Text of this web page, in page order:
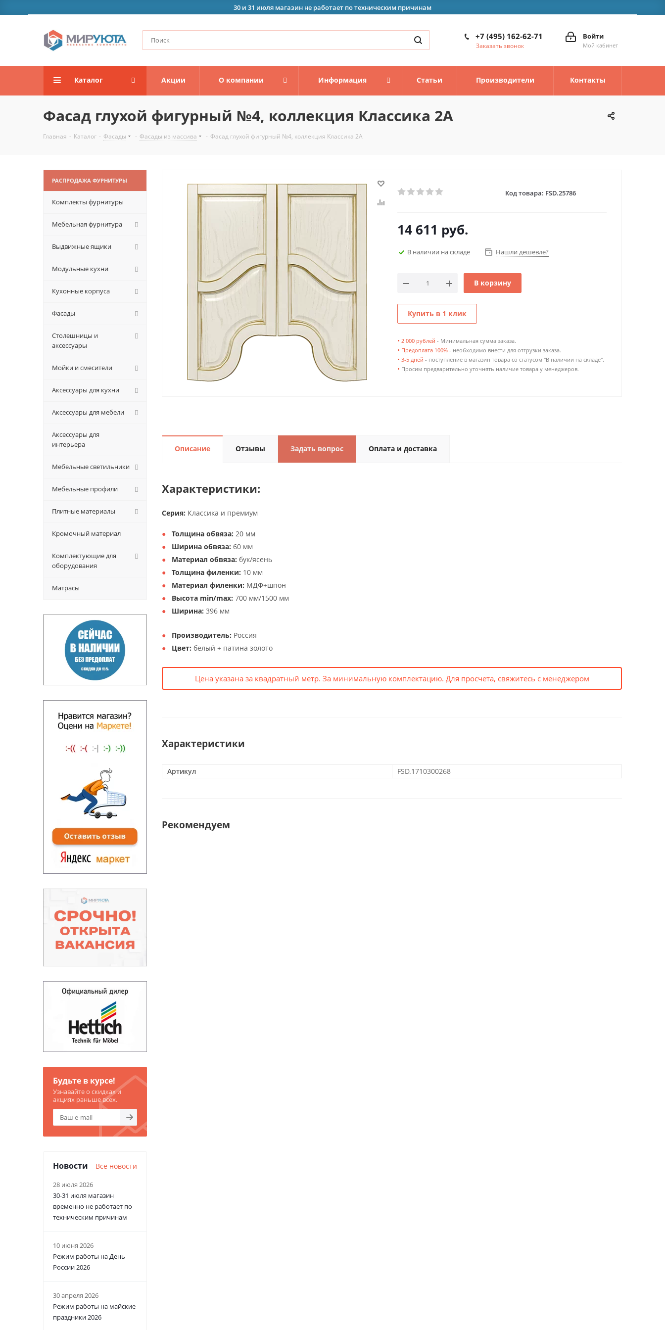
30 и 31 июля магазин не работает по техническим причинам
Войти
Мой кабинет
+7 (495) 162-62-71
Заказать звонок
Каталог Акции О компании Информация Статьи Производители Контакты
Фасад глухой фигурный №4, коллекция Классика 2А
Главная - Каталог - Фасады - Фасады из массива - Фасад глухой фигурный №4, коллекция Классика 2А
Код товара: FSD.25786
14 611 руб.
В наличии на складе Нашли дешевле?
В корзину
Купить в 1 клик
• 2 000 рублей - Минимальная сумма заказа.
• Предоплата 100% - необходимо внести для отгрузки заказа.
• 3-5 дней - поступление в магазин товара со статусом "В наличии на складе".
• Просим предварительно уточнять наличие товара у менеджеров.
Описание Отзывы Задать вопрос Оплата и доставка
Характеристики:
Серия: Классика и премиум
Толщина обвяза: 20 мм
Ширина обвяза: 60 мм
Материал обвяза: бук/ясень
Толщина филенки: 10 мм
Материал филенки: МДФ+шпон
Высота min/max: 700 мм/1500 мм
Ширина: 396 мм
Производитель: Россия
Цвет: белый + патина золото
Цена указана за квадратный метр. За минимальную комплектацию. Для просчета, свяжитесь с менеджером
Характеристики
Артикул FSD.1710300268
Рекомендуем
РАСПРОДАЖА ФУРНИТУРЫ
Комплекты фурнитуры
Мебельная фурнитура
Выдвижные ящики
Модульные кухни
Кухонные корпуса
Фасады
Столешницы и
аксессуары
Мойки и смесители
Аксессуары для кухни
Аксессуары для мебели
Аксессуары для
интерьера
Мебельные светильники
Мебельные профили
Плитные материалы
Кромочный материал
Комплектующие для
оборудования
Матрасы
Будьте в курсе!
Узнавайте о скидках и
акциях раньше всех.
Новости Все новости
28 июля 2026
30-31 июля магазин
временно не работает по
техническим причинам
10 июня 2026
Режим работы на День
России 2026
30 апреля 2026
Режим работы на майские
праздники 2026